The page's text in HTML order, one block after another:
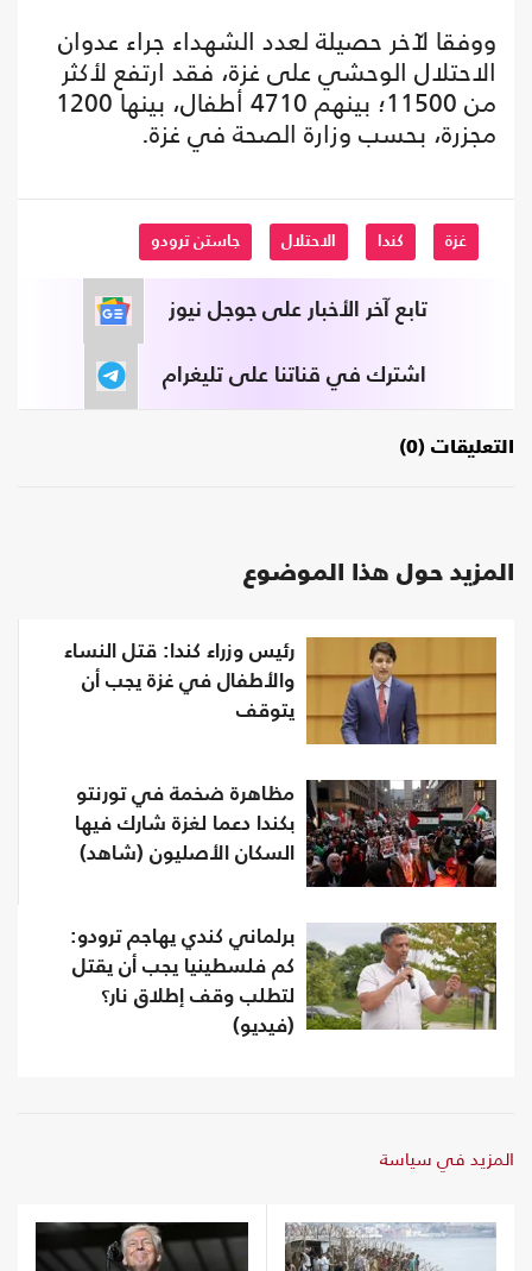
ووفقا لآخر حصيلة لعدد الشهداء جراء عدوان
الاحتلال الوحشي على غزة، فقد ارتفع لأكثر
من 11500؛ بينهم 4710 أطفال، بينها 1200
مجزرة، بحسب وزارة الصحة في غزة.
غزة كندا الاحتلال جاستن ترودو
تابع آخر الأخبار على جوجل نيوز
اشترك في قناتنا على تليغرام
التعليقات (0)
المزيد حول هذا الموضوع
رئيس وزراء كندا: قتل النساء
والأطفال في غزة يجب أن
يتوقف
مظاهرة ضخمة في تورنتو
بكندا دعما لغزة شارك فيها
السكان الأصليون (شاهد)
برلماني كندي يهاجم ترودو:
كم فلسطينيا يجب أن يقتل
لتطلب وقف إطلاق نار؟
(فيديو)
المزيد في سياسة